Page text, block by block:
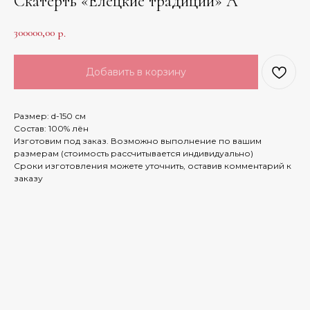
300000,00 р.
Добавить в корзину
Размер: d-150 см
Состав: 100% лён
Изготовим под заказ. Возможно выполнение по вашим
размерам (стоимость рассчитывается индивидуально)
Сроки изготовления можете уточнить, оставив комментарий к
заказу